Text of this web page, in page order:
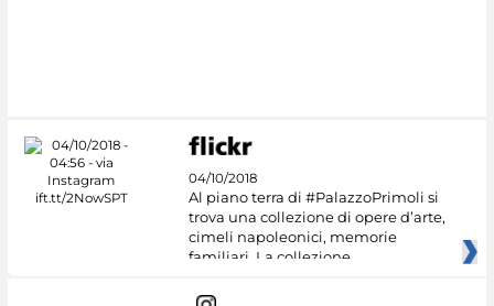
04/10/2018
Al piano terra di #PalazzoPrimoli si
trova una collezione di opere d’arte,
cimeli napoleonici, memorie
familiari. La collezione